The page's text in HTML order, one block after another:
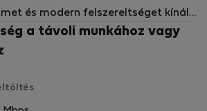
és modern felszereltséget kínál.
környéken elrejtve, hangulatos
a távoli munkához vagy